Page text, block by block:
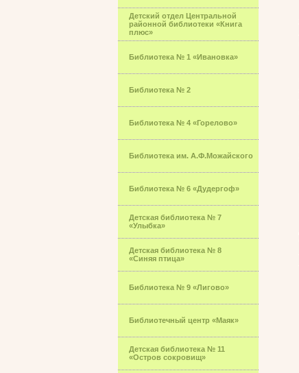
Детский отдел Центральной
районной библиотеки «Книга
плюс»
Библиотека № 1 «Ивановка»
Библиотека № 2
Библиотека № 4 «Горелово»
Библиотека им. А.Ф.Можайского
Библиотека № 6 «Дудергоф»
Детская библиотека № 7
«Улыбка»
Детская библиотека № 8
«Синяя птица»
Библиотека № 9 «Лигово»
Библиотечный центр «Маяк»
Детская библиотека № 11
«Остров сокровищ»